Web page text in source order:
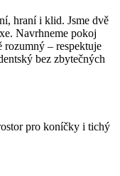
hraní i klid. Jsme dvě
Navrhneme pokoj
rozumný – respektuje
bez zbytečných
pro koníčky i tichý